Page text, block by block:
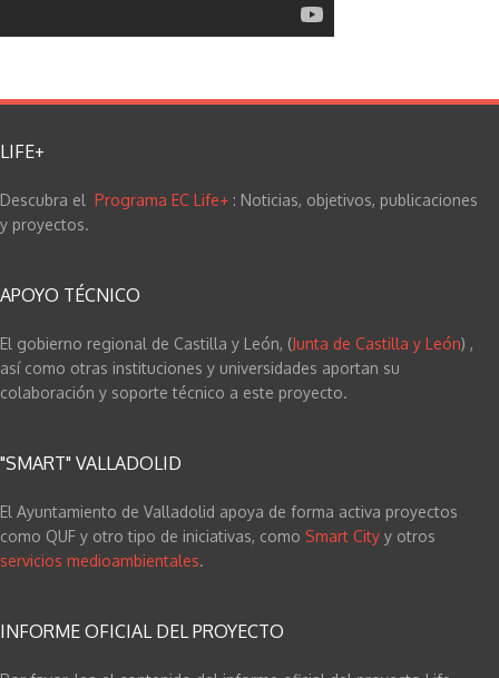
LIFE+
Descubra el Programa EC Life+ : Noticias, objetivos, publicaciones
y proyectos.
APOYO TÉCNICO
El gobierno regional de Castilla y León, (Junta de Castilla y León) ,
así como otras instituciones y universidades aportan su
colaboración y soporte técnico a este proyecto.
"SMART" VALLADOLID
El Ayuntamiento de Valladolid apoya de forma activa proyectos
como QUF y otro tipo de iniciativas, como Smart City y otros
servicios medioambientales.
INFORME OFICIAL DEL PROYECTO